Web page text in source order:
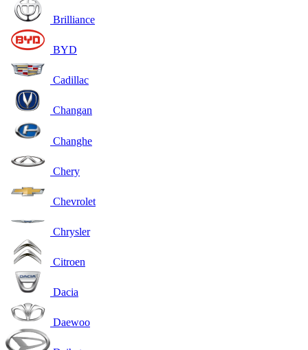
Brilliance
BYD
Cadillac
Changan
Changhe
Chery
Chevrolet
Chrysler
Citroen
Dacia
Daewoo